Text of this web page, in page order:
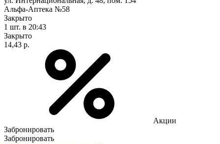
Альфа-Аптека №58
Закрыто
1 шт. в 20:43
Закрыто
14,43 р.
Акции
Забронировать
Забронировать